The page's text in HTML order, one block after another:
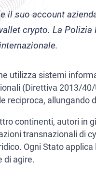
for the Control of
Interpol
dall’estradizione
dall’Italia alla
tra Italia e Germania
tra Italia e Messico
tra Argentina e Italia
tra Italia e Spagna
per crimini dei colletti
presso la Corte Europea
economici e finanziari in
del riciclaggio di
e manager
il suo account
crypto. La
utilizza sistemi
(Direttiva 2013/
reciproca, allungando
continenti, autori in
transnazionali di
Ogni Stato
di agire.